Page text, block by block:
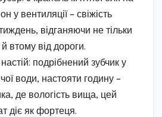
у вентиляції – свіжість
відганяючи не тільки
втому від дороги.
подрібнений зубчик у
води, настояти годину –
де вологість вища, цей
діє як фортеця.